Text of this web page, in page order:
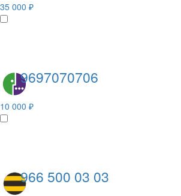
35 000 ₽
9697070706
10 000 ₽
966 500 03 03